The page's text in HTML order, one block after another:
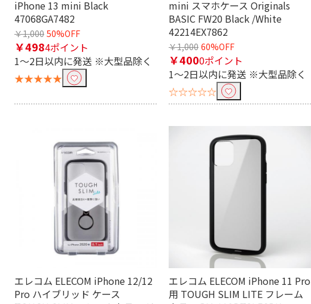
iPhone 13 mini Black
47068GA7482
￥1,000 50%OFF
￥4984ポイント
1～2日以内に発送 ※大型品除く
★★★★★
mini スマホケース Originals
BASIC FW20 Black /White
42214EX7862
￥1,000 60%OFF
￥4000ポイント
1～2日以内に発送 ※大型品除く
☆☆☆☆☆
エレコム ELECOM iPhone 12/12
Pro ハイブリッド ケース
エレコム ELECOM iPhone 11 Pro
用 TOUGH SLIM LITE フレーム
条件で絞り込む
ードで絞り込む
にチェックを入れると、指定したワードを除外して検索します。
り込む